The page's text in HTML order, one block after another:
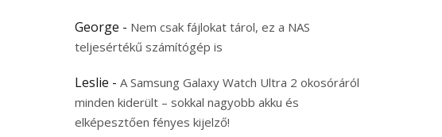
George - Nem csak fájlokat tárol, ez a NAS
teljesértékű számítógép is
Leslie - A Samsung Galaxy Watch Ultra 2 okosóráról
minden kiderült – sokkal nagyobb akku és
elképesztően fényes kijelző!